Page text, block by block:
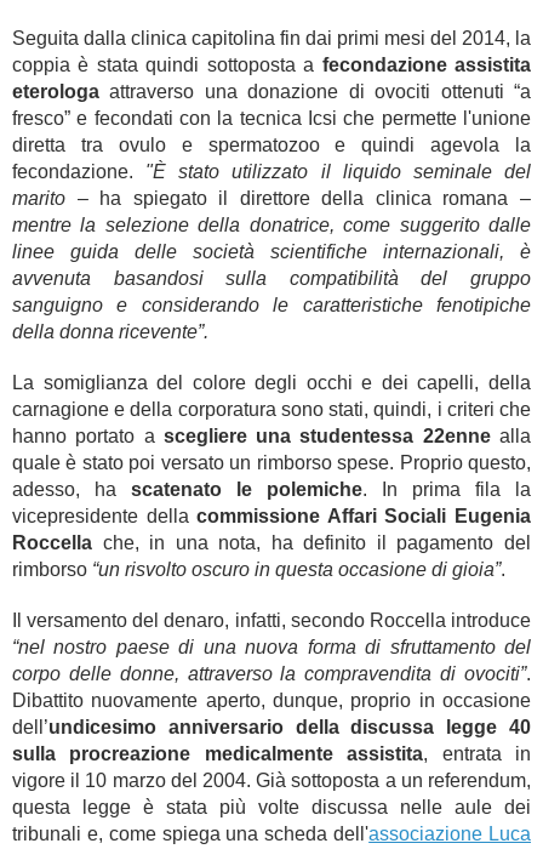
Seguita dalla clinica capitolina fin dai primi mesi del 2014, la
coppia è stata quindi sottoposta a fecondazione assistita
eterologa attraverso una donazione di ovociti ottenuti “a
fresco” e fecondati con la tecnica Icsi che permette l'unione
diretta tra ovulo e spermatozoo e quindi agevola la
fecondazione. "È stato utilizzato il liquido seminale del
marito – ha spiegato il direttore della clinica romana –
mentre la selezione della donatrice, come suggerito dalle
linee guida delle società scientifiche internazionali, è
avvenuta basandosi sulla compatibilità del gruppo
sanguigno e considerando le caratteristiche fenotipiche
della donna ricevente”.
La somiglianza del colore degli occhi e dei capelli, della
carnagione e della corporatura sono stati, quindi, i criteri che
hanno portato a scegliere una studentessa 22ennealla
quale è stato poi versato un rimborso spese. Proprio questo,
adesso, ha scatenato le polemiche. In prima fila la
vicepresidente dellacommissione Affari Sociali Eugenia
Roccella che, in una nota, ha definito il pagamento del
rimborso “un risvolto oscuro in questa occasione di gioia”.
Il versamento del denaro, infatti, secondo Roccella introduce
“nel nostro paese di una nuova forma di sfruttamento del
corpo delle donne, attraverso la compravendita di ovociti”.
Dibattito nuovamente aperto, dunque, proprio in occasione
dell’undicesimo anniversario della discussa legge 40
sulla procreazione medicalmente assistita, entrata in
vigore il 10 marzo del 2004. Già sottoposta a un referendum,
questa legge è stata più volte discussa nelle aule dei
tribunali e, come spiega una scheda dell'associazione Luca